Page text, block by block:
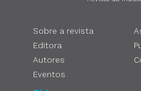
Sobre a revista
Editora
Autores
Eventos